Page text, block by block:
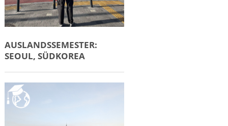
AUSLANDSSEMESTER:
SEOUL, SÜDKOREA